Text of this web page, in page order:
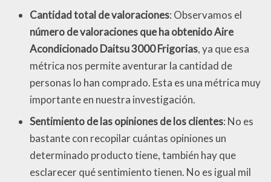
Cantidad total de valoraciones: Observamos el
número de valoraciones que ha obtenido Aire
Acondicionado Daitsu 3000 Frigorias, ya que esa
métrica nos permite aventurar la cantidad de
personas lo han comprado. Esta es una métrica muy
importante en nuestra investigación.
Sentimiento de las opiniones de los clientes: No es
bastante con recopilar cuántas opiniones un
determinado producto tiene, también hay que
esclarecer qué sentimiento tienen. No es igual mil